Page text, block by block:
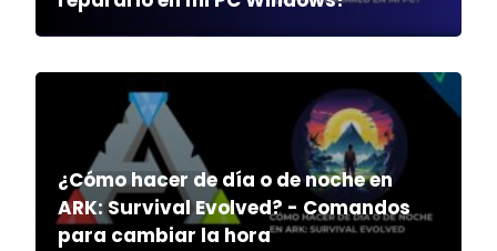
¿Cómo hacer de día o de noche en
ARK: Survival Evolved? - Comandos
para cambiar la hora